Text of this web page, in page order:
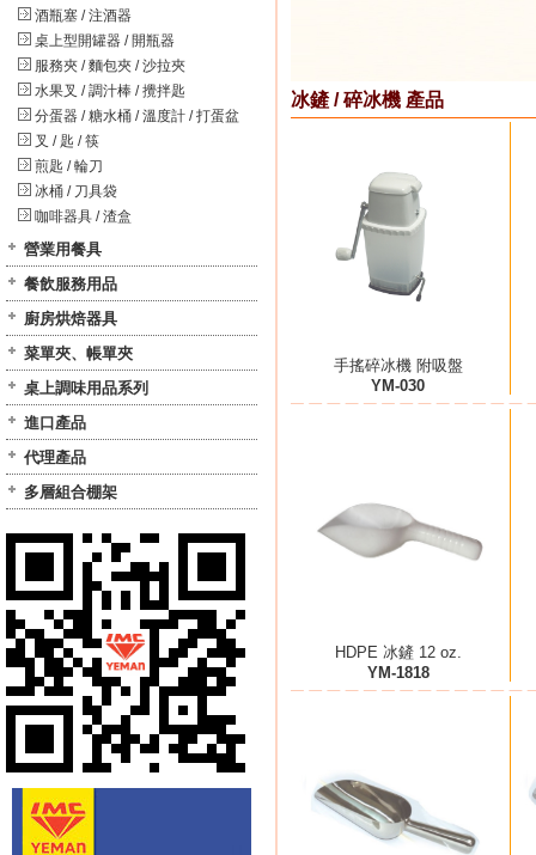
酒瓶塞 / 注酒器
桌上型開罐器 / 開瓶器
服務夾 / 麵包夾 / 沙拉夾
水果叉 / 調汁棒 / 攪拌匙
分蛋器 / 糖水桶 / 溫度計 / 打蛋盆
叉 / 匙 / 筷
煎匙 / 輪刀
冰桶 / 刀具袋
咖啡器具 / 渣盒
營業用餐具
餐飲服務用品
廚房烘焙器具
菜單夾、帳單夾
桌上調味用品系列
進口產品
代理產品
多層組合棚架
冰鏟 / 碎冰機 產品
手搖碎冰機 附吸盤
YM-030
HDPE 冰鏟 12 oz.
YM-1818